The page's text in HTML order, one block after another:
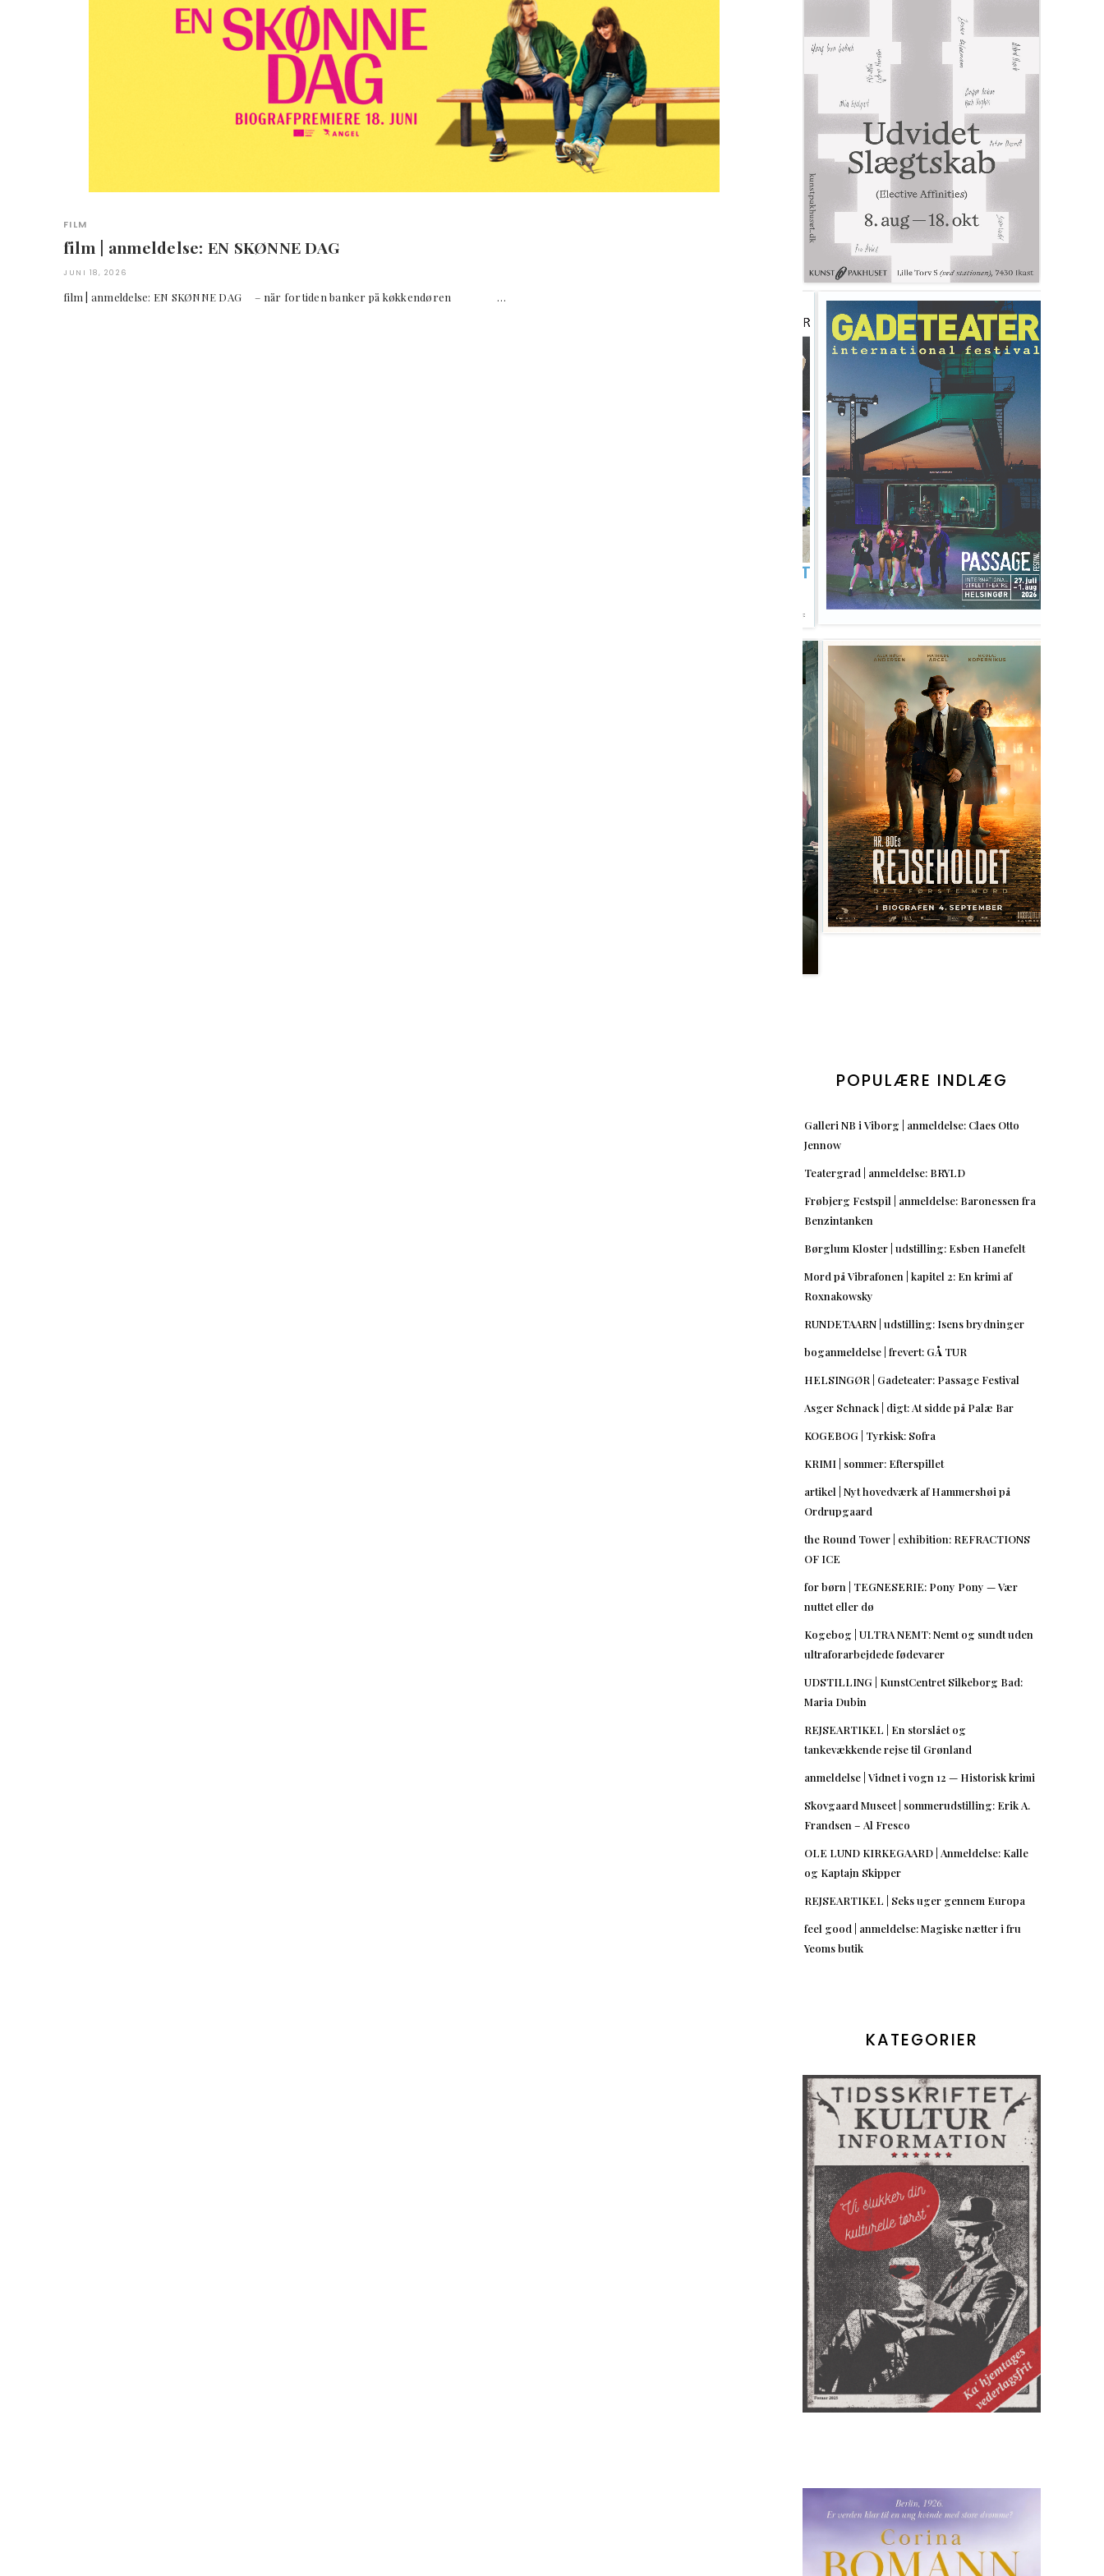
FILM
film | anmeldelse: EN SKØNNE DAG
JUNI 18, 2026
film | anmeldelse: EN SKØNNE DAG – når fortiden banker på køkkendøren …
POPULÆRE INDLÆG
Galleri NB i Viborg | anmeldelse: Claes Otto
Jennow
Teatergrad | anmeldelse: BRYLD
Frøbjerg Festspil | anmeldelse: Baronessen fra
Benzintanken
Børglum Kloster | udstilling: Esben Hanefelt
Mord på Vibrafonen | kapitel 2: En krimi af
Roxnakowsky
RUNDETAARN | udstilling: Isens brydninger
boganmeldelse | frevert: GÅ TUR
HELSINGØR | Gadeteater: Passage Festival
Asger Schnack | digt: At sidde på Palæ Bar
KOGEBOG | Tyrkisk: Sofra
KRIMI | sommer: Efterspillet
artikel | Nyt hovedværk af Hammershøi på
Ordrupgaard
the Round Tower | exhibition: REFRACTIONS
OF ICE
for børn | TEGNESERIE: Pony Pony — Vær
nuttet eller dø
Kogebog | ULTRA NEMT: Nemt og sundt uden
ultraforarbejdede fødevarer
UDSTILLING | KunstCentret Silkeborg Bad:
Maria Dubin
REJSEARTIKEL | En storslået og
tankevækkende rejse til Grønland
anmeldelse | Vidnet i vogn 12 — Historisk krimi
Skovgaard Museet | sommerudstilling: Erik A.
Frandsen – Al Fresco
OLE LUND KIRKEGAARD | Anmeldelse: Kalle
og Kaptajn Skipper
REJSEARTIKEL | Seks uger gennem Europa
feel good | anmeldelse: Magiske nætter i fru
Yeoms butik
KATEGORIER